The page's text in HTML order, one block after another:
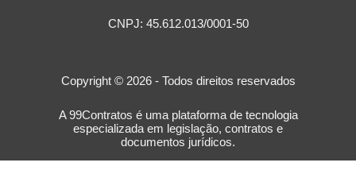
CNPJ: 45.612.013/0001-50
Copyright © 2026 - Todos direitos reservados
A 99Contratos é uma plataforma de tecnologia
especializada em legislação, contratos e
documentos jurídicos.